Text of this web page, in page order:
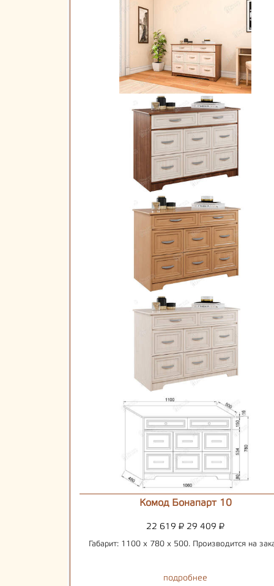
Комод Бонапарт 10
22 619 ₽ 29 409 ₽
Габарит: 1100 х 780 х 500. Производится на
подробнее